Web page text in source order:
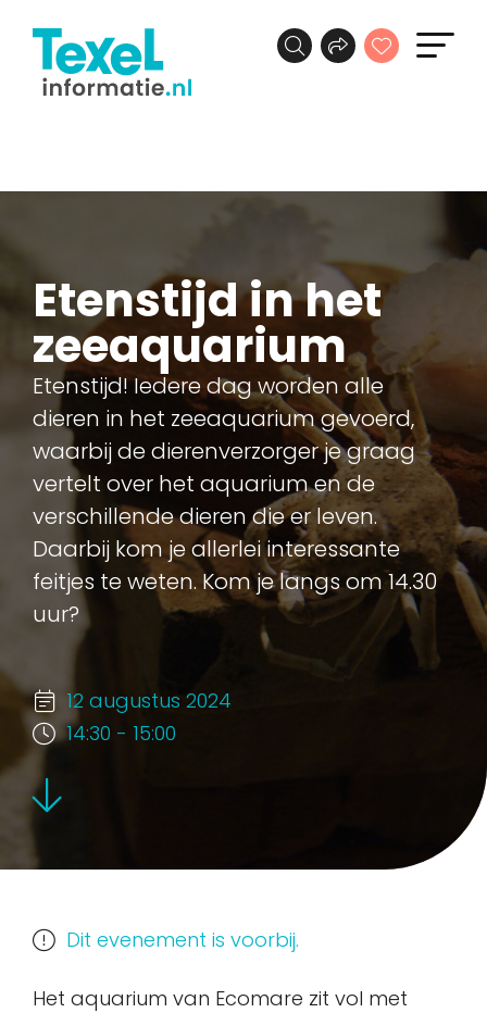
Etenstijd in het
zeeaquarium
Etenstijd! Iedere dag worden alle
dieren in het zeeaquarium gevoerd,
waarbij de dierenverzorger je graag
vertelt over het aquarium en de
verschillende dieren die er leven.
Daarbij kom je allerlei interessante
feitjes te weten. Kom je langs om 14.30
uur?
12 augustus 2024
14:30 - 15:00
Dit evenement is voorbij.
Het aquarium van Ecomare zit vol met